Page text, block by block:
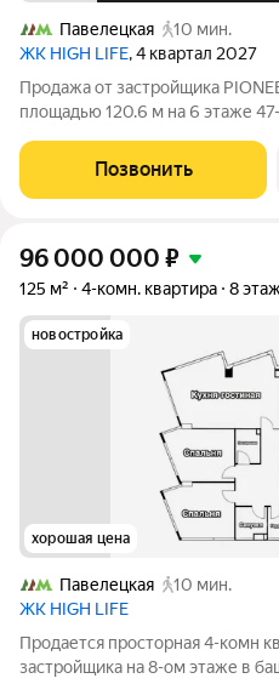
Павелецкая
10 мин.
ЖК HIGH LIFE, 4 квартал 2027
Продажа от застройщика
площадью 120.6 м на 6 этаже
Замоскворечья. Жилой
Садового кольца. Архитектура
Позвонить
96 000 000 ₽
125 м² 4-комн. квартира 8
новостройка
хорошая цена
Павелецкая
10 мин.
ЖК HIGH LIFE
Продается просторная 4-комн
застройщика на 8-ом этаже в